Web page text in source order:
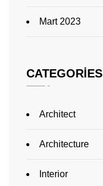
Mart 2023
CATEGORIES
Architect
Architecture
Interior